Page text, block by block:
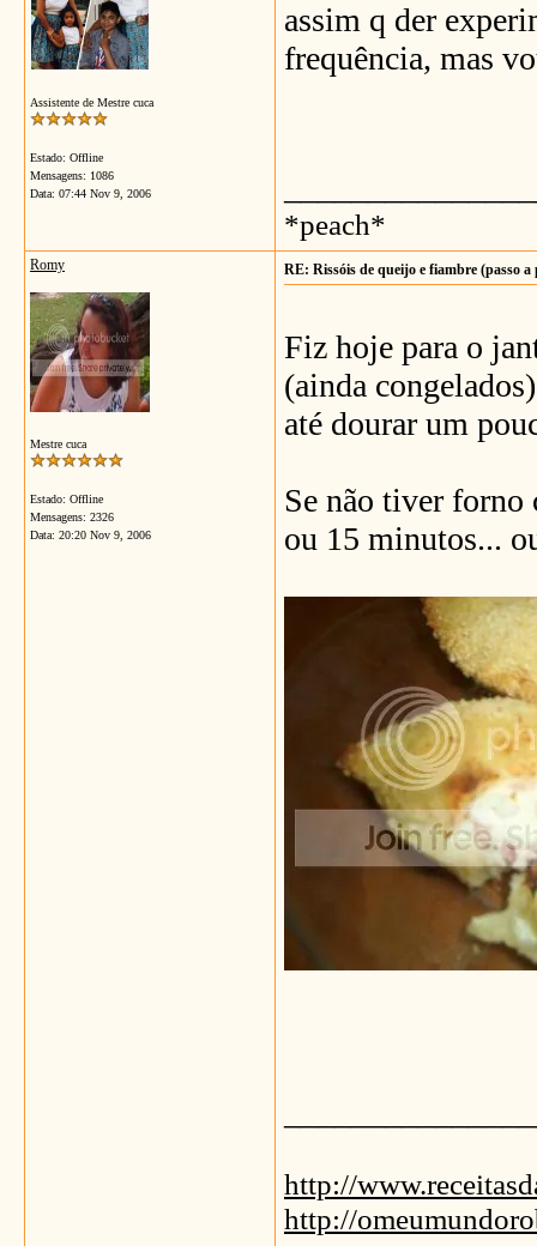
Assistente de Mestre cuca
Estado: Offline
Mensagens: 1086
Data: 07:44 Nov 9, 2006
assim q der
frequência, mas
*peach*
Romy
Mestre cuca
Estado: Offline
Mensagens: 2326
Data: 20:20 Nov 9, 2006
RE: Rissóis de queijo e fiambre (passo a
Fiz hoje para o
(ainda
até dourar um
Se não tiver forno
ou 15 minutos...
http://
http://